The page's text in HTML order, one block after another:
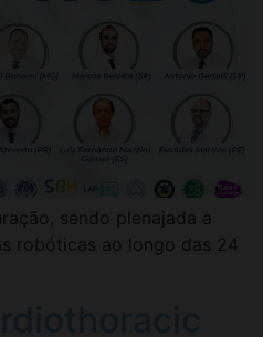
sendo plenajada a
robóticas ao longo das 24